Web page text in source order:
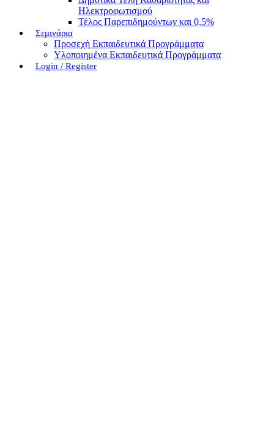
Ηλεκτροφωτισμού
Τέλος Παρεπιδημούντων και 0,5%
Σεμινάρια
Προσεχή Εκπαιδευτικά Προγράμματα
Υλοποιημένα Εκπαιδευτικά Προγράμματα
Login / Register